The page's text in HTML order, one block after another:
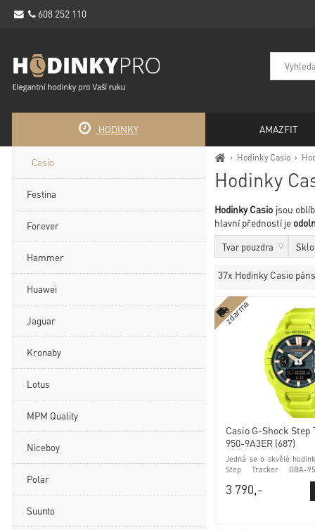
› Hodinky Casio ›
Hodinky
Hodinky Casio jsou
hlavní předností je
Tvar pouzdra Sklo
37x Hodinky Casio
Casio G-Shock
950-9A3ER (687)
Jedná se o skvělé
Step Tracker GBA-
luminiscence a
zdarma
3 790,-
Casio
Festina
Forever
Hammer
Huawei
Jaguar
Kronaby
Lotus
MPM Quality
Niceboy
Polar
Suunto
HODINKY AMAZFIT
608 252 110